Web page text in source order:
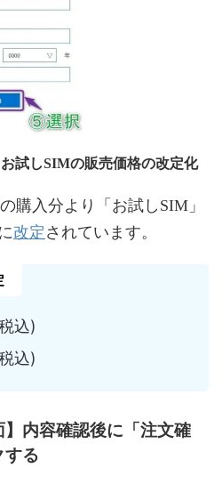
お試しSIMの販売価格の改定化
購入分より「お試しSIM」
改定 されています。
込)
込)
】内容確認後に「注文確
する